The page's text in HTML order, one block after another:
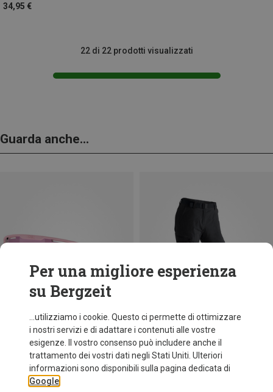
34,95 €
22 di 22 prodotti visualizzati
Guarda anche...
+10
fino a 34%
Per una migliore esperienza
su Bergzeit
...utilizziamo i cookie. Questo ci permette di ottimizzare
i nostri servizi e di adattare i contenuti alle vostre
esigenze. Il vostro consenso può includere anche il
trattamento dei vostri dati negli Stati Uniti. Ulteriori
informazioni sono disponibili sulla pagina dedicata di
Google